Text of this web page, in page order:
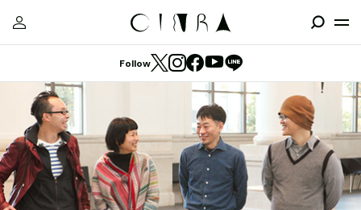
Follow